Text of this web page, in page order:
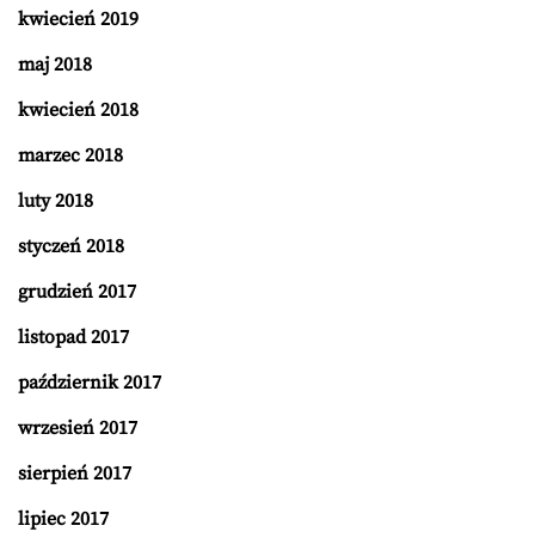
kwiecień 2019
maj 2018
kwiecień 2018
marzec 2018
luty 2018
styczeń 2018
grudzień 2017
listopad 2017
październik 2017
wrzesień 2017
sierpień 2017
lipiec 2017